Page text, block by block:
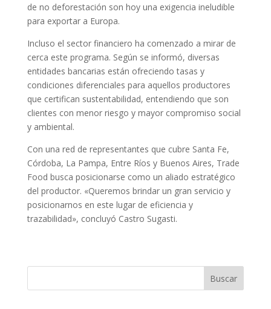
de no deforestación son hoy una exigencia ineludible
para exportar a Europa.
Incluso el sector financiero ha comenzado a mirar de
cerca este programa. Según se informó, diversas
entidades bancarias están ofreciendo tasas y
condiciones diferenciales para aquellos productores
que certifican sustentabilidad, entendiendo que son
clientes con menor riesgo y mayor compromiso social
y ambiental.
Con una red de representantes que cubre Santa Fe,
Córdoba, La Pampa, Entre Ríos y Buenos Aires, Trade
Food busca posicionarse como un aliado estratégico
del productor. «Queremos brindar un gran servicio y
posicionarnos en este lugar de eficiencia y
trazabilidad», concluyó Castro Sugasti.